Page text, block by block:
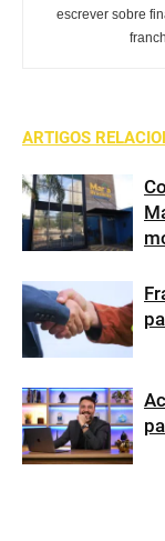
escrever sobre
ARTIGOS